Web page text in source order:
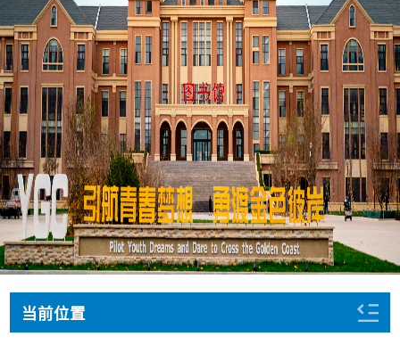
当前位置